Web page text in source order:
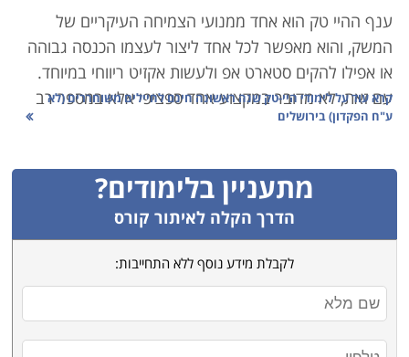
ענף ההיי טק הוא אחד ממנועי הצמיחה העיקריים של
המשק, והוא מאפשר לכל אחד ליצור לעצמו הכנסה גבוהה
או אפילו להקים סטארט אפ ולעשות אקזיט ריווחי במיוחד.
עם זאת, לא מדובר במקצוע אחד ספציפי אלא במספר רב
של מקצועות המשלימים האחד את השני לכדי ענף אחד
קורסי סייבר ואבטחת מידע – אם נדמה את ענף ההיי-טק
לצה"ל, הרי שענף הסייבר הוא קורס הטייס. הצורך של
חברות וארגונים לאבטח את המידע ואת מערכות המחשוב
שלהם, מחייב אותם להעסיק אנשי אבטחת מידע איכותיים
ומקצועיים. זהו תחום בו עליכם להמשיך וללמוד כל הזמן
מפני שגם ההאקרים משתפרים, וההגנה של היום לא
תספיק מחר.
קרא עוד עללימודי היי-טק שנה ראשונה חינם לחיילים משוחררים (לא
ע"ח הפקדון) בירושלים
מתעניין בלימודים?
הדרך הקלה לאיתור קורס
לקבלת מידע נוסף ללא התחייבות: